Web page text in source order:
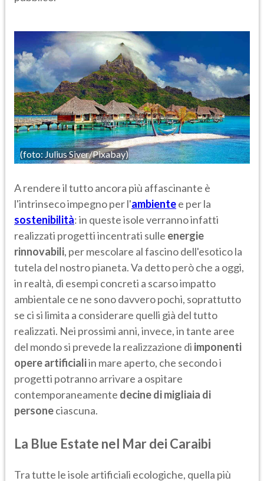
(foto: Julius Siver/Pixabay)
A rendere il tutto ancora più affascinante è
l'intrinsecoimpegno per l'ambientee per la
sostenibilità: in queste isole verranno infatti
realizzati progetti incentrati sulle energie
rinnovabili, per mescolare al fascino dell'esotico la
tutela del nostro pianeta. Va detto però che a oggi,
in realtà, di esempi concreti a scarso impatto
ambientale ce ne sono davvero pochi, soprattutto
se ci si limita a considerare quelli già del tutto
realizzati. Nei prossimi anni, invece, in tante aree
del mondo si prevede la realizzazione di imponenti
opere artificialiin mare aperto, che secondo i
progetti potranno arrivare a ospitare
contemporaneamente decine di migliaia di
personeciascuna.
La Blue Estate nel Mar dei Caraibi
Tra tutte le isole artificiali ecologiche, quella più